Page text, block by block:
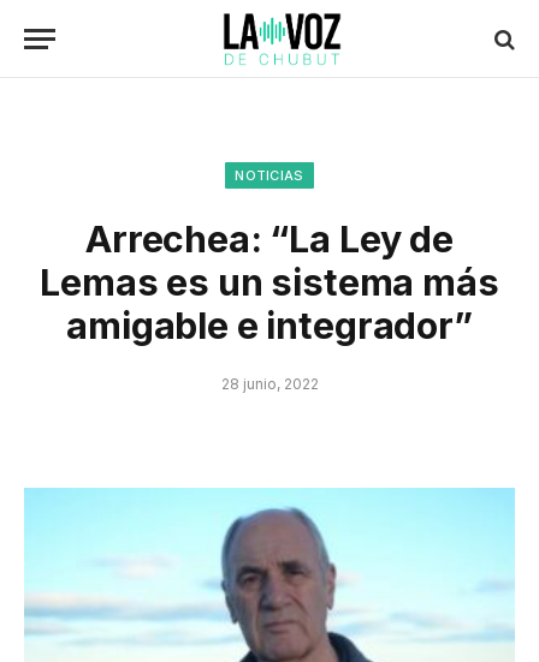
NOTICIAS
Arrechea: “La Ley de
Lemas es un sistema más
amigable e integrador”
28 junio, 2022